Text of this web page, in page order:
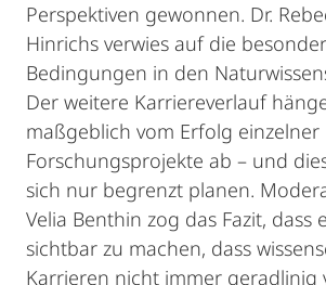
Perspektiven gewonnen. Dr.
Hinrichs verwies auf die
Bedingungen in den
Der weitere Karriereverlauf
maßgeblich vom Erfolg einzelner
Forschungsprojekte ab – und
sich nur begrenzt planen.
Velia Benthin zog das Fazit, dass
sichtbar zu machen, dass
Karrieren nicht immer geradlinig